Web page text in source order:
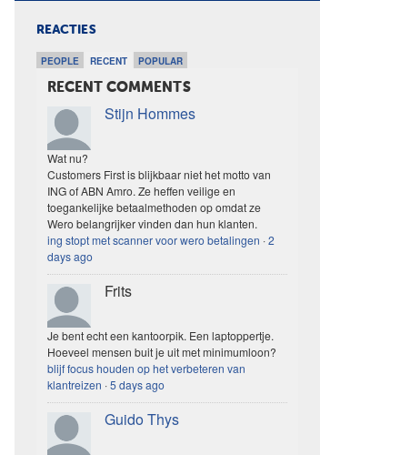
REACTIES
PEOPLE RECENT POPULAR
RECENT COMMENTS
Stijn Hommes
Wat nu?
Customers First is blijkbaar niet het motto van
ING of ABN Amro. Ze heffen veilige en
toegankelijke betaalmethoden op omdat ze
Wero belangrijker vinden dan hun klanten.
ing stopt met scanner voor wero betalingen ·2
days ago
Frits
Je bent echt een kantoorpik. Een laptoppertje.
Hoeveel mensen buit je uit met minimumloon?
blijf focus houden op het verbeteren van
klantreizen ·5 days ago
Guido Thys